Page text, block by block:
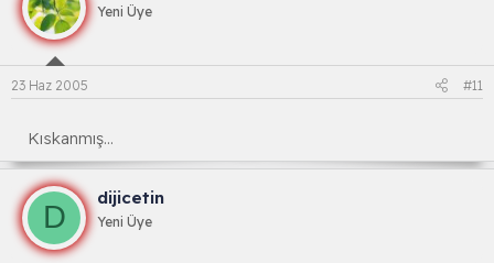
Yeni Üye
23 Haz 2005 #11
Kıskanmış...
D
dijicetin
Yeni Üye